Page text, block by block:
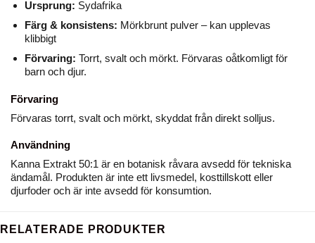
Ursprung: Sydafrika
Färg & konsistens: Mörkbrunt pulver – kan upplevas
klibbigt
Förvaring: Torrt, svalt och mörkt. Förvaras oåtkomligt för
barn och djur.
Förvaring
Förvaras torrt, svalt och mörkt, skyddat från direkt solljus.
Användning
Kanna Extrakt 50:1 är en botanisk råvara avsedd för tekniska
ändamål. Produkten är inte ett livsmedel, kosttillskott eller
djurfoder och är inte avsedd för konsumtion.
RELATERADE PRODUKTER